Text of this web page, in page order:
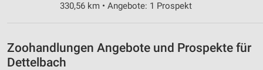
330,56 km • Angebote: 1 Prospekt
Zoohandlungen Angebote und Prospekte für
Dettelbach